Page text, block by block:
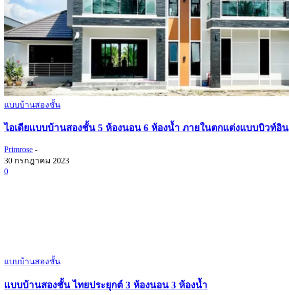
แบบบ้านสองชั้น
ไอเดียแบบบ้านสองชั้น 5 ห้องนอน 6 ห้องน้ำ ภายในตกแต่งแบบบิวท์อิน
Primrose -
30 กรกฎาคม 2023
0